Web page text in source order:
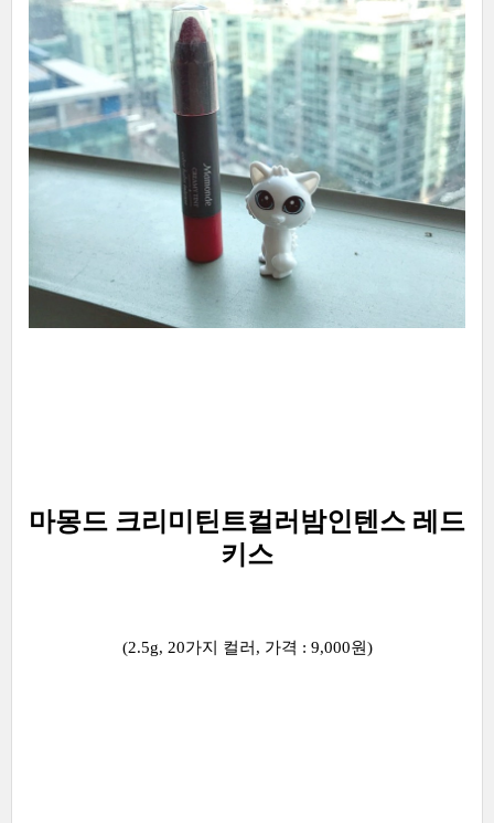
마몽드 크리미틴트컬러밤인텐스 레드
키스
(2.5g, 20가지 컬러, 가격 : 9,000원)